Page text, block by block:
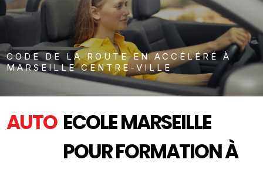
CODE DE LA ROUTE EN ACCÉLÉRÉ À
MARSEILLE CENTRE-VILLE
AUTO ECOLE MARSEILLE
POUR FORMATION À